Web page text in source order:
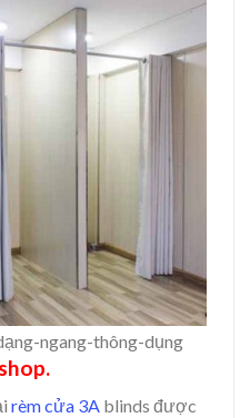
ngang-thông-dụng
rèm cửa 3A blinds được